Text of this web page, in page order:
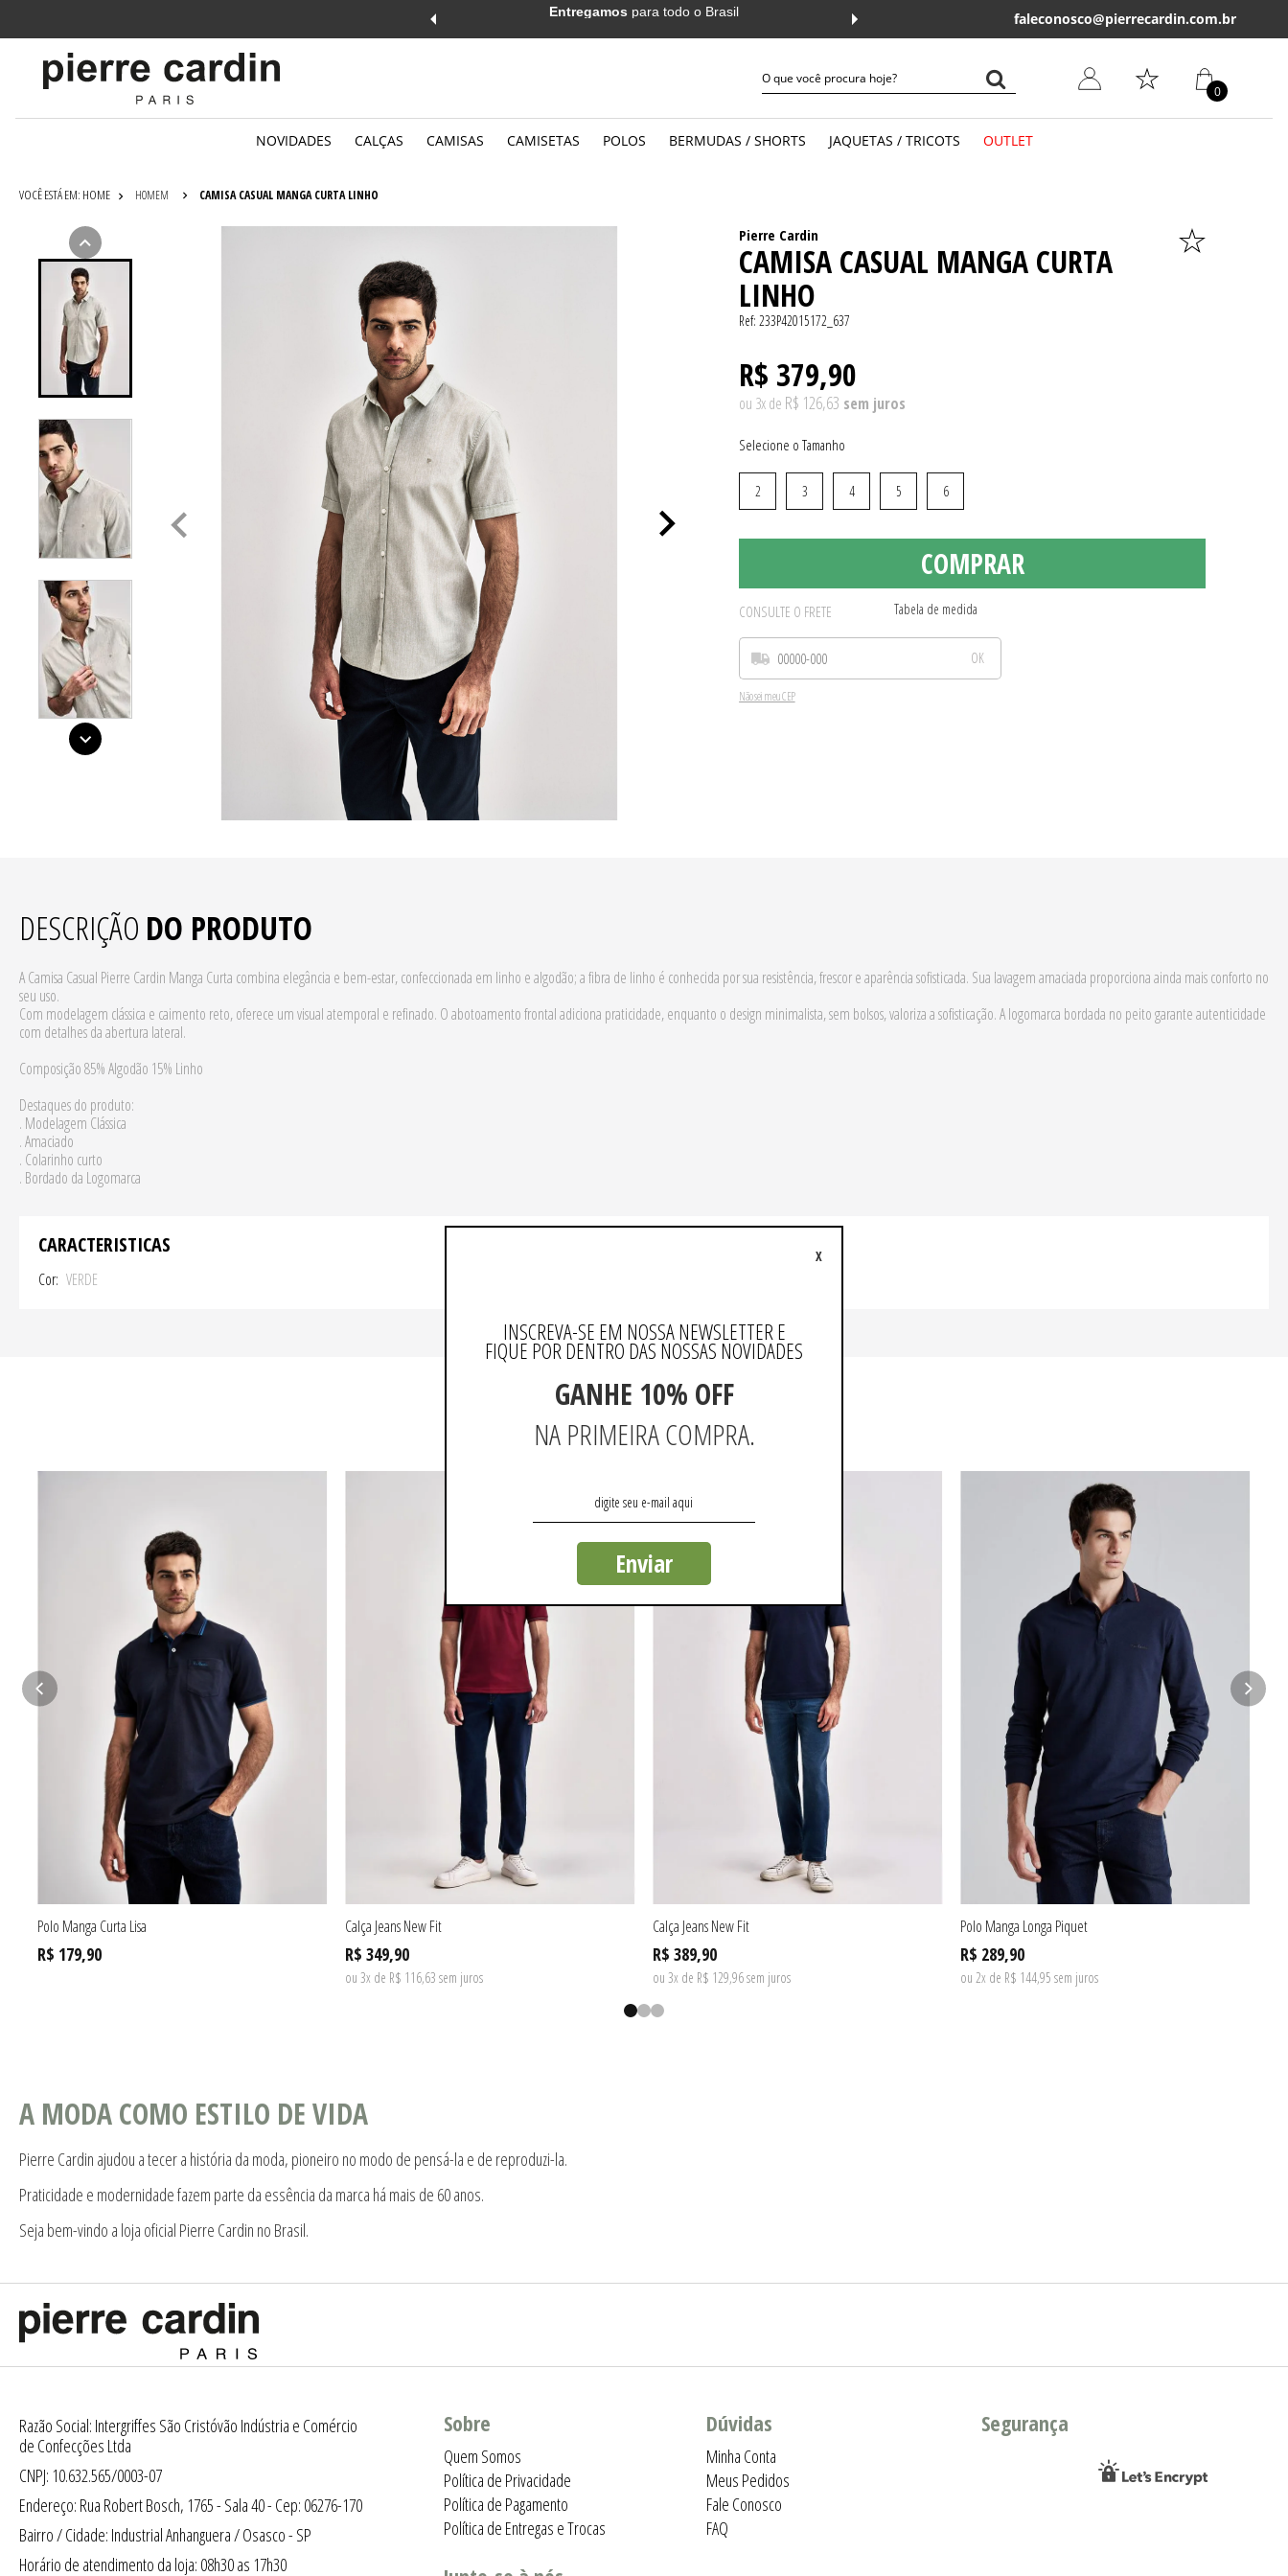
Entregamos para todo o Brasil Primeira troca grátis* em até 30 dias
faleconosco@pierrecardin.com.br
0
NOVIDADES CALÇAS
CASUAL
CAMISAS CAMISETAS
MANGA LONGA
POLOS
MANGA CURTA
BERMUDAS / SHORTS JAQUETAS / TRICOTS OUTLET
HOMEM CAMISA CASUAL MANGA CURTA LINHO
Pierre Cardin
CAMISA CASUAL MANGA CURTA
LINHO
Ref:233P42015172_637
R$ 379,90
ou 3xde R$ 126,63
Tamanho
2 3 4 5 6
COMPRAR
CONSULTE O FRETE Tabela de medida
Não sei meu CEP
DESCRIÇÃO DO PRODUTO
A Camisa Casual Pierre Cardin Manga Curta combina elegância e bem-estar, confeccionada em linho e algodão; a fibra de linho é conhecida por sua resistência, frescor e aparência sofisticada. Sua lavagem amaciada proporciona ainda mais conforto no
seu uso.
Com modelagem clássica e caimento reto, oferece um visual atemporal e refinado. O abotoamento frontal adiciona praticidade, enquanto o design minimalista, sem bolsos, valoriza a sofisticação. A logomarca bordada no peito garante autenticidade
com detalhes da abertura lateral.
Composição 85% Algodão 15% Linho
Destaques do produto:
. Modelagem Clássica
. Amaciado
. Colarinho curto
. Bordado da Logomarca
CARACTERISTICAS
Cor VERDE
QUEM VIU, VIU TAMBÉM
Polo Manga Curta Lisa
R$ 179,90
Calça Jeans New Fit
R$ 349,90
ou 3x de R$ 116,63 sem juros
Calça Jeans New Fit
R$ 389,90
ou 3x de R$ 129,96 sem juros
Polo Manga Longa Piquet
R$ 289,90
ou 2x de R$ 144,95 sem juros
A MODA COMO ESTILO DE VIDA
Pierre Cardin ajudou a tecer a história da moda, pioneiro no modo de pensá-la e de reproduzi-la.
Praticidade e modernidade fazem parte da essência da marca há mais de 60 anos.
Seja bem-vindo a loja oficial Pierre Cardin no Brasil.
Razão Social: Intergriffes São Cristóvão Indústria e Comércio
de Confecções Ltda
CNPJ: 10.632.565/0003-07
Endereço: Rua Robert Bosch, 1765 - Sala 40 - Cep: 06276-170
Bairro / Cidade: Industrial Anhanguera / Osasco - SP
Horário de atendimento da loja: 08h30 as 17h30
Sobre
Quem Somos
Política de Privacidade
Política de Pagamento
Política de Entregas e Trocas
Dúvidas
Minha Conta
Meus Pedidos
Fale Conosco
FAQ
Segurança
INSCREVA-SE EM NOSSA NEWSLETTER E
FIQUE POR DENTRO DAS NOSSAS NOVIDADES
GANHE 10% OFF
NA PRIMEIRA COMPRA.
Enviar
X